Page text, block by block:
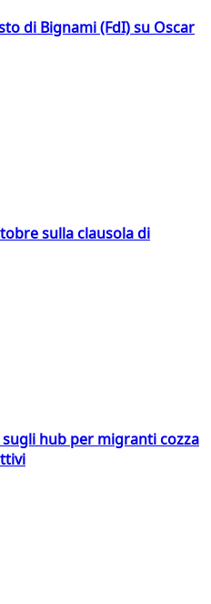
di Bignami (FdI) su Oscar
sulla clausola di
hub per migranti cozza